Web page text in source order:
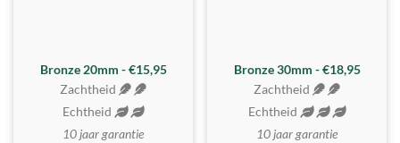
Bronze 20mm - €15,95
Zachtheid
Echtheid
10 jaar garantie
BESTE KOOP
Bronze 30mm - €18,95
Zachtheid
Echtheid
10 jaar garantie